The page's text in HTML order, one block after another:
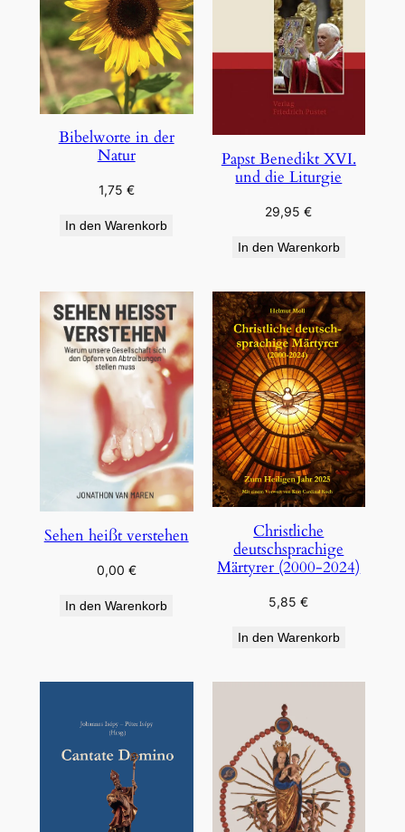
Bibelworte in der
Natur
1,75 €
In den Warenkorb
Papst Benedikt XVI.
und die Liturgie
29,95€
In den Warenkorb
Sehen heißt verstehen
0,00 €
In den Warenkorb
Christliche
deutschsprachige
Märtyrer (2000-2024)
5,85€
In den Warenkorb